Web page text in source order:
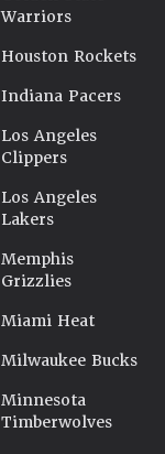
Warriors
Houston Rockets
Indiana Pacers
Los Angeles
Clippers
Los Angeles
Lakers
Memphis
Grizzlies
Miami Heat
Milwaukee Bucks
Minnesota
Timberwolves